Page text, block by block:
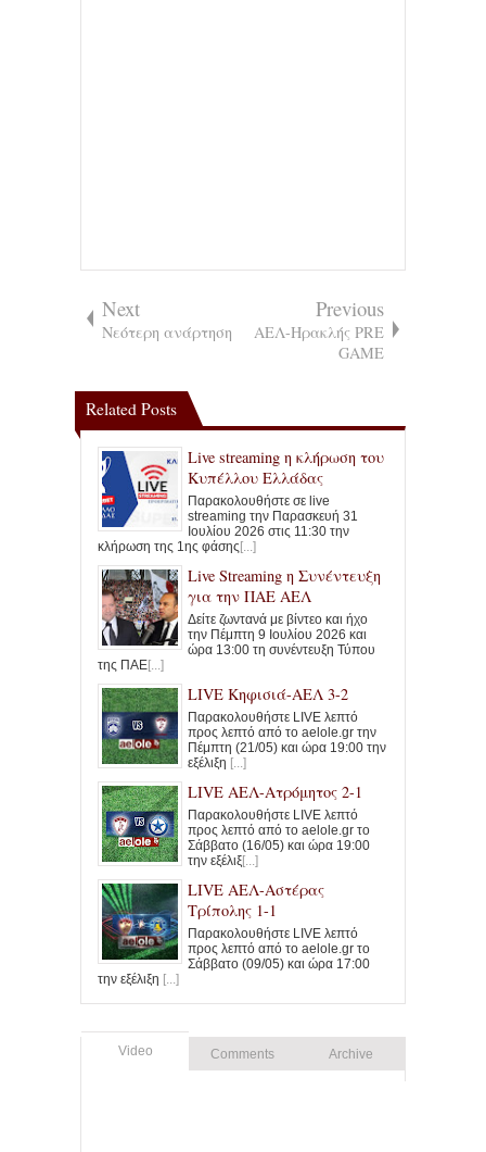
Next
Νεότερη ανάρτηση
Previous
ΑΕΛ-Ηρακλής PRE
GAME
Related Posts
Live streaming η κλήρωση του
Κυπέλλου Ελλάδας
Παρακολουθήστε σε live
streaming την Παρασκευή 31
Ιουλίου 2026 στις 11:30 την
κλήρωση της 1ης φάσης [...]
Live Streaming η Συνέντευξη
για την ΠΑΕ ΑΕΛ
Δείτε ζωντανά με βίντεο και ήχο
την Πέμπτη 9 Ιουλίου 2026 και
ώρα 13:00 τη συνέντευξη Τύπου
της ΠΑΕ[...]
LIVE Κηφισιά-ΑΕΛ 3-2
Παρακολουθήστε LIVE λεπτό
προς λεπτό από το aelole.gr την
Πέμπτη (21/05) και ώρα 19:00 την
εξέλιξη [...]
LIVE ΑΕΛ-Ατρόμητος 2-1
Παρακολουθήστε LIVE λεπτό
προς λεπτό από το aelole.gr το
Σάββατο (16/05) και ώρα 19:00
την εξέλιξ[...]
LIVE ΑΕΛ-Αστέρας
Τρίπολης 1-1
Παρακολουθήστε LIVE λεπτό
προς λεπτό από το aelole.gr το
Σάββατο (09/05) και ώρα 17:00
την εξέλιξη [...]
Video Comments Archive